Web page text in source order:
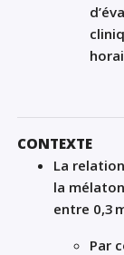
CONTEXTE
La
la
entre 0,3
Par